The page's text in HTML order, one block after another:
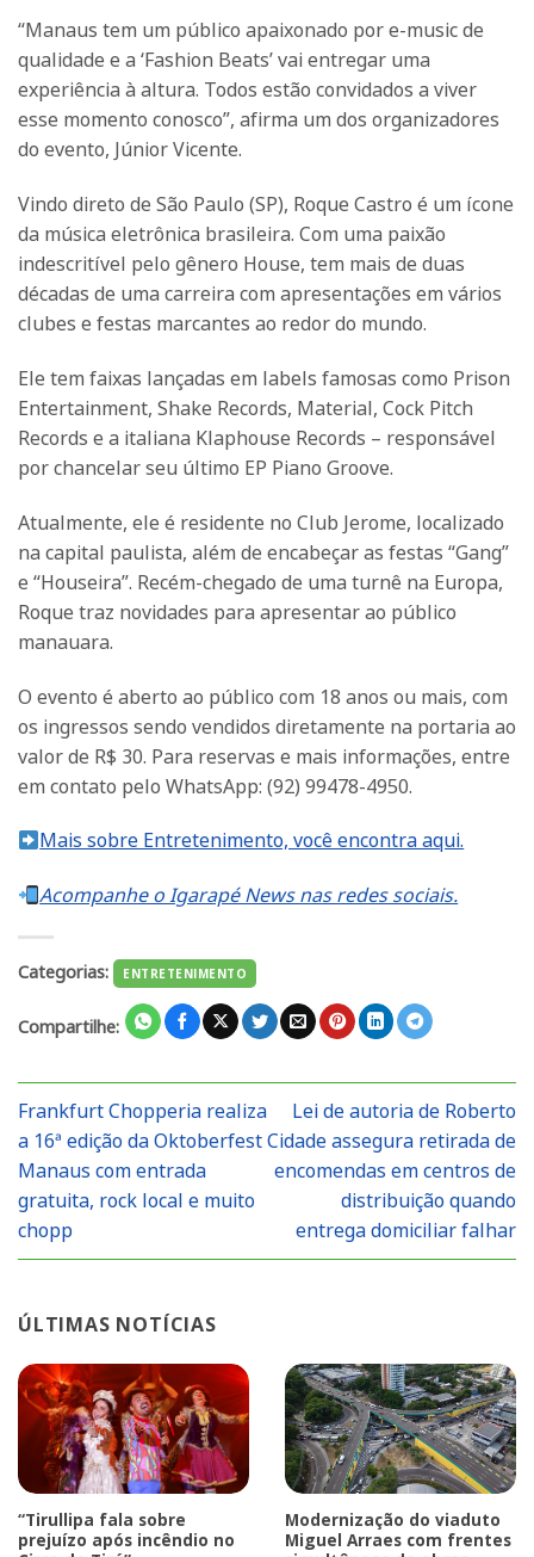
“Manaus tem um público apaixonado por e-music de
qualidade e a ‘Fashion Beats’ vai entregar uma
experiência à altura. Todos estão convidados a viver
esse momento conosco”, afirma um dos organizadores
do evento, Júnior Vicente.
Vindo direto de São Paulo (SP), Roque Castro é um ícone
da música eletrônica brasileira. Com uma paixão
indescritível pelo gênero House, tem mais de duas
décadas de uma carreira com apresentações em vários
clubes e festas marcantes ao redor do mundo.
Ele tem faixas lançadas em labels famosas como Prison
Entertainment, Shake Records, Material, Cock Pitch
Records e a italiana Klaphouse Records – responsável
por chancelar seu último EP Piano Groove.
Atualmente, ele é residente no Club Jerome, localizado
na capital paulista, além de encabeçar as festas “Gang”
e “Houseira”. Recém-chegado de uma turnê na Europa,
Roque traz novidades para apresentar ao público
manauara.
O evento é aberto ao público com 18 anos ou mais, com
os ingressos sendo vendidos diretamente na portaria ao
valor de R$ 30. Para reservas e mais informações, entre
em contato pelo WhatsApp: (92) 99478-4950.
Mais sobre Entretenimento, você encontra aqui.
Acompanhe o Igarapé News nas redes sociais.
Categorias: ENTRETENIMENTO
Compartilhe:
Frankfurt Chopperia realiza
a 16ª edição da Oktoberfest
Manaus com entrada
gratuita, rock local e muito
chopp
Lei de autoria de Roberto
Cidade assegura retirada de
encomendas em centros de
distribuição quando
entrega domiciliar falhar
ÚLTIMAS NOTÍCIAS
“Tirullipa fala sobre
prejuízo após incêndio no
Modernização do viaduto
Miguel Arraes com frentes